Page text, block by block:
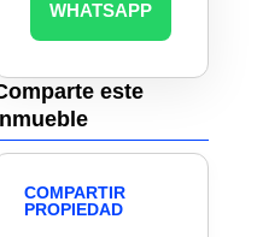
WHATSAPP
este
COMPARTIR
PROPIEDAD